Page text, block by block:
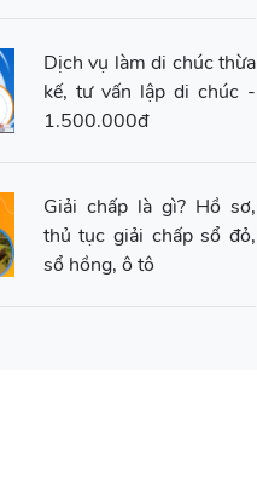
Dịch vụ làm di chúc thừa
kế, tư vấn lập di chúc -
1.500.000đ
Giải chấp là gì? Hồ sơ,
thủ tục giải chấp sổ đỏ,
sổ hồng, ô tô